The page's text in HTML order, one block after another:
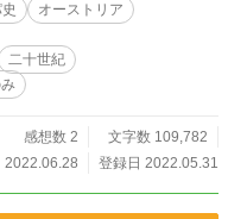
オーストリア
二十世紀
感想数 2
文字数 109,782
2022.06.28
登録日 2022.05.31